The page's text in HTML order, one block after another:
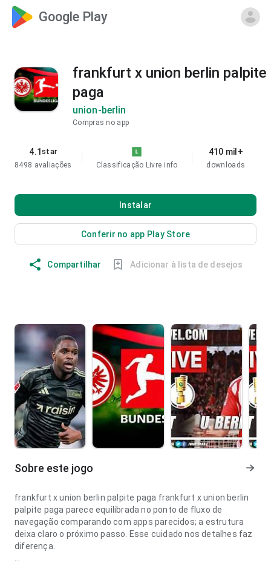
Google Play
frankfurt x union berlin palpite
paga
union-berlin
Compras no app
4.1star
8498 avaliações
Classificação Livre info
410 mil+
downloads
Instalar
Conferir no app Play Store
Compartilhar Adicionar à lista de desejos
Sobre este jogo
frankfurt x union berlin palpite paga frankfurt x union berlin
palpite paga parece equilibrada no ponto de fluxo de
navegação comparando com apps parecidos; a estrutura
deixa claro o próximo passo. Esse cuidado nos detalhes faz
diferença.